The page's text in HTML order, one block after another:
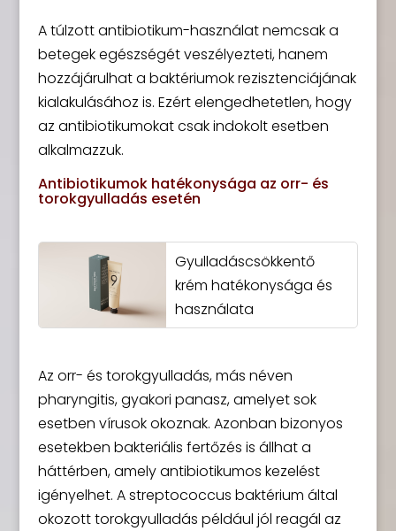
A túlzott antibiotikum-használat nemcsak a
betegek egészségét veszélyezteti, hanem
hozzájárulhat a baktériumok rezisztenciájának
kialakulásához is. Ezért elengedhetetlen, hogy
az antibiotikumokat csak indokolt esetben
alkalmazzuk.
Antibiotikumok hatékonysága az orr- és
torokgyulladás esetén
Gyulladáscsökkentő
krém hatékonysága és
használata
Az orr- és torokgyulladás, más néven
pharyngitis, gyakori panasz, amelyet sok
esetben vírusok okoznak. Azonban bizonyos
esetekben bakteriális fertőzés is állhat a
háttérben, amely antibiotikumos kezelést
igényelhet. A streptococcus baktérium által
okozott torokgyulladás például jól reagál az